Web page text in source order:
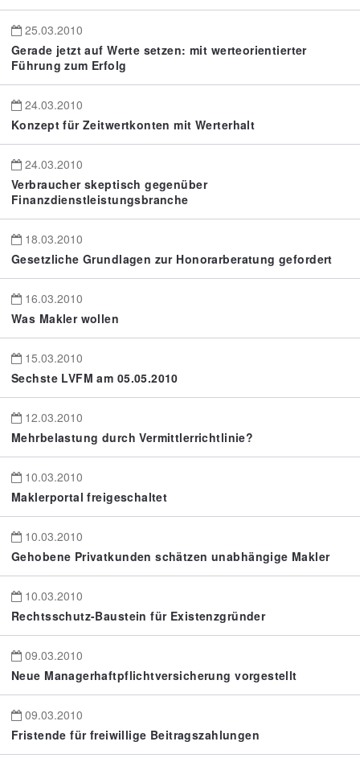
25.03.2010
Gerade jetzt auf Werte setzen: mit werteorientierter
Führung zum Erfolg
24.03.2010
Konzept für Zeitwertkonten mit Werterhalt
24.03.2010
Verbraucher skeptisch gegenüber
Finanzdienstleistungsbranche
18.03.2010
Gesetzliche Grundlagen zur Honorarberatung gefordert
16.03.2010
Was Makler wollen
15.03.2010
Sechste LVFM am 05.05.2010
12.03.2010
Mehrbelastung durch Vermittlerrichtlinie?
10.03.2010
Maklerportal freigeschaltet
10.03.2010
Gehobene Privatkunden schätzen unabhängige Makler
10.03.2010
Rechtsschutz-Baustein für Existenzgründer
09.03.2010
Neue Managerhaftpflichtversicherung vorgestellt
09.03.2010
Fristende für freiwillige Beitragszahlungen